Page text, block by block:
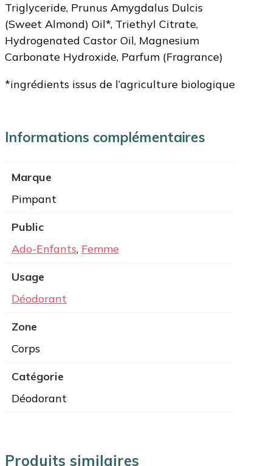
Triglyceride, Prunus Amygdalus Dulcis
(Sweet Almond) Oil*, Triethyl Citrate,
Hydrogenated Castor Oil, Magnesium
Carbonate Hydroxide, Parfum (Fragrance)
*ingrédients issus de l’agriculture biologique
Informations complémentaires
Marque
Pimpant
Public
Ado-Enfants, Femme
Usage
Déodorant
Zone
Corps
Catégorie
Déodorant
Produits similaires